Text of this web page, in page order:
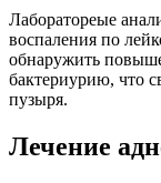
Лаборатореые
воспаления по
обнаружить
бактериурию, что
пузыря.
Лечение